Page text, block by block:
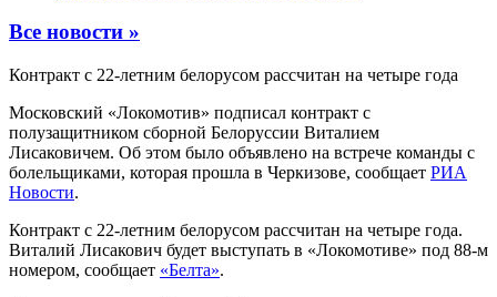
Все новости »
Контракт с 22-летним белорусом рассчитан на четыре года
Московский «Локомотив» подписал контракт с
полузащитником сборной Белоруссии Виталием
Лисаковичем. Об этом было объявлено на встрече команды с
болельщиками, которая прошла в Черкизове, сообщает РИА
Новости.
Контракт с 22-летним белорусом рассчитан на четыре года.
Виталий Лисакович будет выступать в «Локомотиве» под 88-м
номером, сообщает «Белта».